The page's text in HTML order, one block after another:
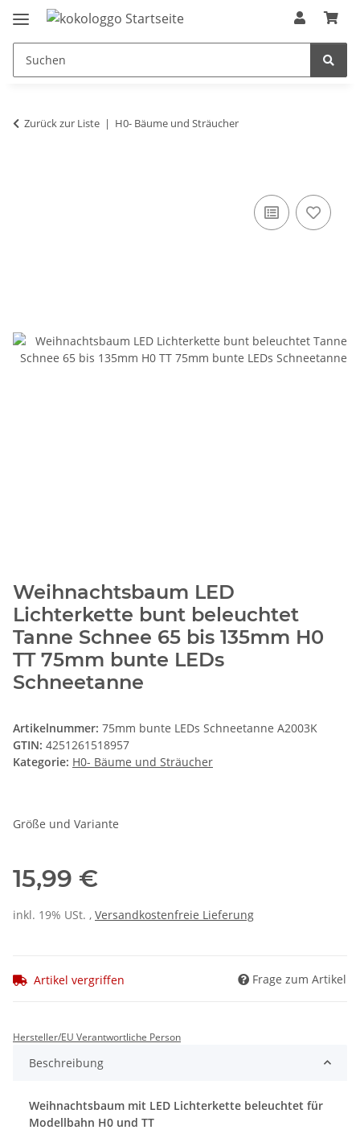
Zurück zur Liste H0- Bäume und Sträucher
Weihnachtsbaum LED
Lichterkette bunt beleuchtet
Tanne Schnee 65 bis 135mm H0
TT 75mm bunte LEDs
Schneetanne
Artikelnummer: 75mm bunte LEDs Schneetanne A2003K
GTIN: 4251261518957
Kategorie: H0- Bäume und Sträucher
Größe und Variante
15,99 €
inkl. 19% USt. , Versandkostenfreie Lieferung
Artikel vergriffen Frage zum Artikel
Hersteller/EU Verantwortliche Person
Beschreibung
Weihnachtsbaum mit LED Lichterkette beleuchtet für
Modellbahn H0 und TT